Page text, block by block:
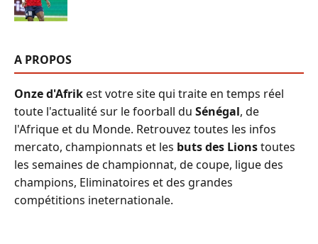
A PROPOS
Onze d'Afrikest votre site qui traite en temps réel
toute l'actualité sur le foorball du Sénégal, de
l'Afrique et du Monde. Retrouvez toutes les infos
mercato, championnats et les buts des Lionstoutes
les semaines de championnat, de coupe, ligue des
champions, Eliminatoires et des grandes
compétitions ineternationale.